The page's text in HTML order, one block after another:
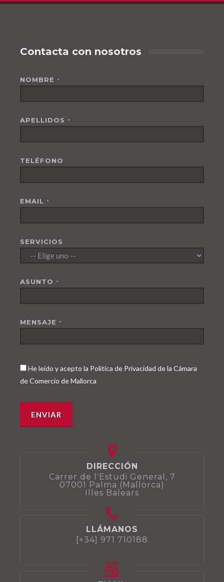
Contacta con nosotros
NOMBRE *
APELLIDOS *
TELÉFONO
EMAIL *
SERVICIOS
ASUNTO *
MENSAJE *
He leído y acepto la Política de Privacidad de la Cámara
de Comercio de Mallorca
DIRECCIÓN
Carrer de l'Estudi General, 7
07001 Palma (Mallorca)
Illes Balears
LLÁMANOS
[+34] 971 710188